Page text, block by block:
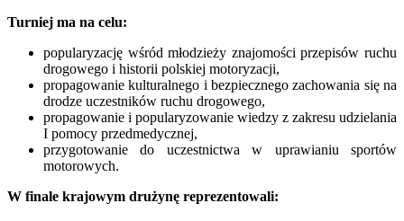
Turniej ma na celu:
popularyzację wśród młodzieży znajomości przepisów ruchu
drogowego i historii polskiej motoryzacji,
propagowanie kulturalnego i bezpiecznego zachowania się na
drodze uczestników ruchu drogowego,
propagowanie i popularyzowanie wiedzy z zakresu udzielania
I pomocy przedmedycznej,
przygotowanie do uczestnictwa w uprawianiu sportów
motorowych.
W finale krajowym drużynę reprezentowali: